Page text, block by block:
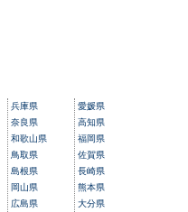
兵庫県
奈良県
和歌山県
鳥取県
島根県
岡山県
広島県
愛媛県
高知県
福岡県
佐賀県
長崎県
熊本県
大分県